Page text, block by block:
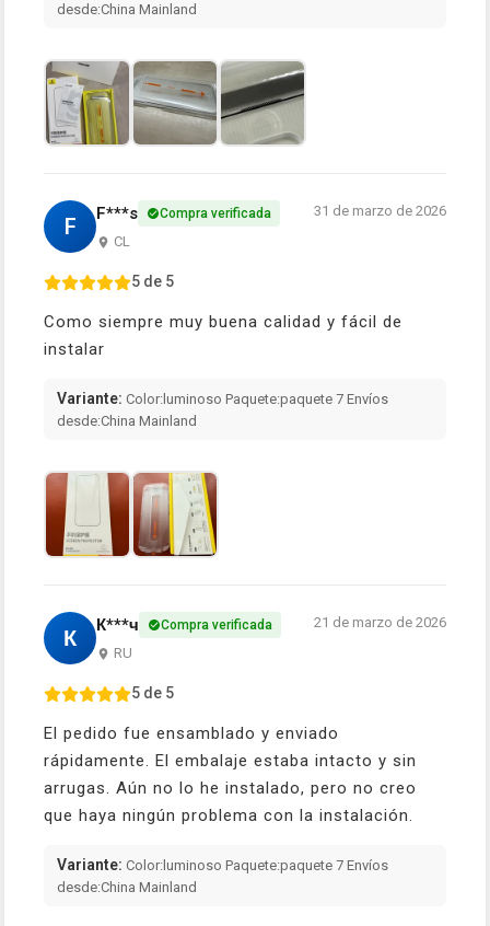
desde:China Mainland
F F***s Compra verificada
CL
31 de marzo de 2026
5 de 5
Como siempre muy buena calidad y fácil de
instalar
Variante: Color:luminoso Paquete:paquete 7 Envíos
desde:China Mainland
К К***ч Compra verificada
RU
21 de marzo de 2026
5 de 5
El pedido fue ensamblado y enviado
rápidamente. El embalaje estaba intacto y sin
arrugas. Aún no lo he instalado, pero no creo
que haya ningún problema con la instalación.
Variante: Color:luminoso Paquete:paquete 7 Envíos
desde:China Mainland